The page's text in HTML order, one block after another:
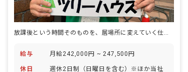
放課後という時間そのものを、居場所に変えていく仕事です。
給与 月給242,000円 ~ 247,500円
休日
週休2日制（日曜日を含む）※ほか当社